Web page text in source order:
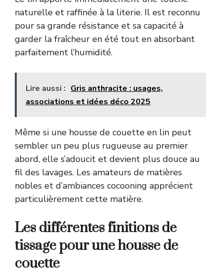
naturelle et raffinée à la literie. Il est reconnu
pour sa grande résistance et sa capacité à
garder la fraîcheur en été tout en absorbant
parfaitement l’humidité.
Lire aussi : Gris anthracite : usages,
associations et idées déco 2025
Même si une housse de couette en lin peut
sembler un peu plus rugueuse au premier
abord, elle s’adoucit et devient plus douce au
fil des lavages. Les amateurs de matières
nobles et d’ambiances cocooning apprécient
particulièrement cette matière.
Les différentes finitions de
tissage pour une housse de
couette